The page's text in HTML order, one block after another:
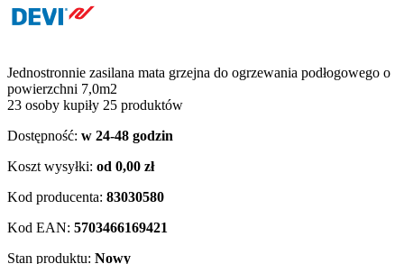
Jednostronnie zasilana mata grzejna do ogrzewania podłogowego o
powierzchni 7,0m2
23 osoby kupiły 25 produktów
Dostępność: w 24-48 godzin
Koszt wysyłki: od 0,00 zł
Kod producenta: 83030580
Kod EAN: 5703466169421
Stan produktu: Nowy